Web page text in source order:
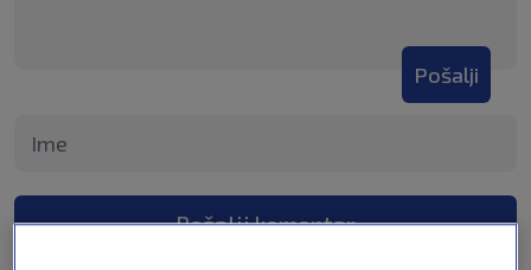
Pošalji
Pošalji komentar